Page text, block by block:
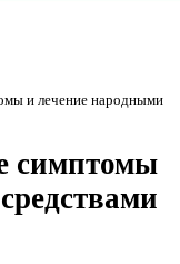
и лечение народными
симптомы